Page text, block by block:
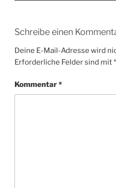
Schreibe einen
Deine E-Mail-Adresse wird
Erforderliche Felder sind mit*
Kommentar*